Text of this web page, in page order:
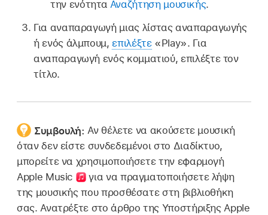
την ενότητα Αναζήτηση μουσικής.
Για αναπαραγωγή μιας λίστας αναπαραγωγής
ή ενός άλμπουμ, επιλέξτε«Play». Για
αναπαραγωγή ενός κομματιού, επιλέξτε τον
τίτλο.
Συμβουλή: Αν θέλετε να ακούσετε μουσική
όταν δεν είστε συνδεδεμένοι στο Διαδίκτυο,
μπορείτε να χρησιμοποιήσετε την εφαρμογή
Apple Music
για να πραγματοποιήσετε λήψη
της μουσικής που προσθέσατε στη βιβλιοθήκη
σας. Ανατρέξτε στο άρθρο της Υποστήριξης Apple